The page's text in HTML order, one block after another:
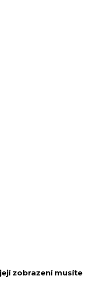
zobrazení musíte